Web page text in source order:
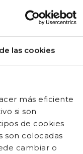
las cookies
más eficiente
si son
de cookies
son colocadas
cambiar o